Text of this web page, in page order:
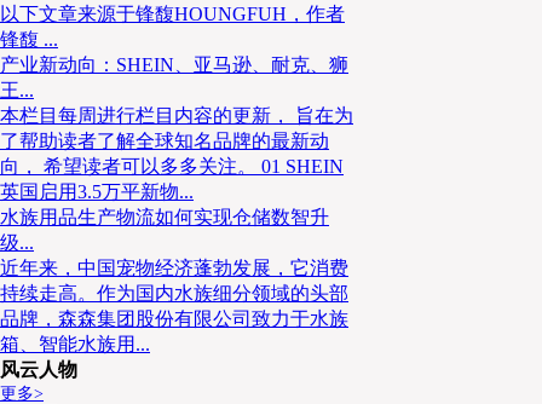
以下文章来源于锋馥HOUNGFUH，作者
锋馥 ...
产业新动向：SHEIN、亚马逊、耐克、狮
王...
本栏目每周进行栏目内容的更新， 旨在为
了帮助读者了解全球知名品牌的最新动
向， 希望读者可以多多关注。 01 SHEIN
英国启用3.5万平新物...
水族用品生产物流如何实现仓储数智升
级...
近年来，中国宠物经济蓬勃发展，它消费
持续走高。作为国内水族细分领域的头部
品牌，森森集团股份有限公司致力于水族
箱、智能水族用...
风云人物
更多>